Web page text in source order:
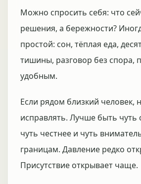
Можно спросить себя: что
решения, а бережности?
простой: сон, тёплая еда,
тишины, разговор без спора,
удобным.
Если рядом близкий человек,
исправлять. Лучше быть чуть
чуть честнее и чуть
границам. Давление редко
Присутствие открывает чаще.